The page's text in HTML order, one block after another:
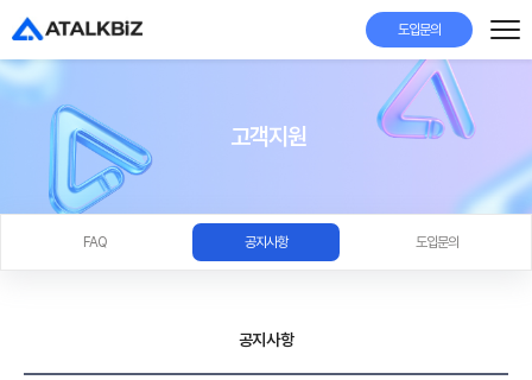
도입문의
고객지원
FAQ 공지사항 도입문의
공지사항